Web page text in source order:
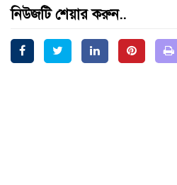
নিউজটি শেয়ার করুন..